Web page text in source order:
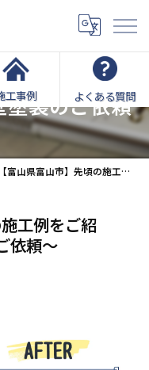
工事例 よくある質問
の施工例を
塗装のご依頼
【富山県富山市】先頃の施工例をご紹介！～Y様邸外壁塗装のご依頼～
工例をご紹
依頼～